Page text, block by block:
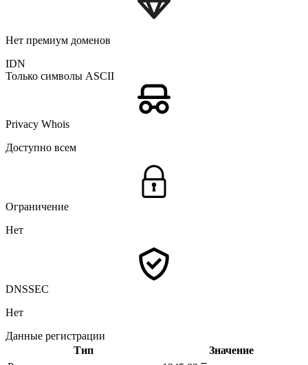
Нет премиум доменов
IDN
Только символы ASCII
Privacy Whois
Доступно всем
Ограничение
Нет
DNSSEC
Нет
Данные регистрации
Тип
Значение